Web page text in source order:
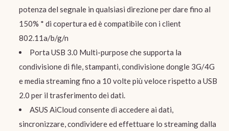
potenza del segnale in qualsiasi direzione per dare fino al
150% * di copertura ed è compatibile con i client
802.11a/b/g/n
Porta USB 3.0 Multi-purpose che supporta la
condivisione di file, stampanti, condivisione dongle 3G/4G
e media streaming fino a 10 volte più veloce rispetto a USB
2.0 per il trasferimento dei dati.
ASUS AiCloud consente di accedere ai dati,
sincronizzare, condividere ed effettuare lo streaming dalla